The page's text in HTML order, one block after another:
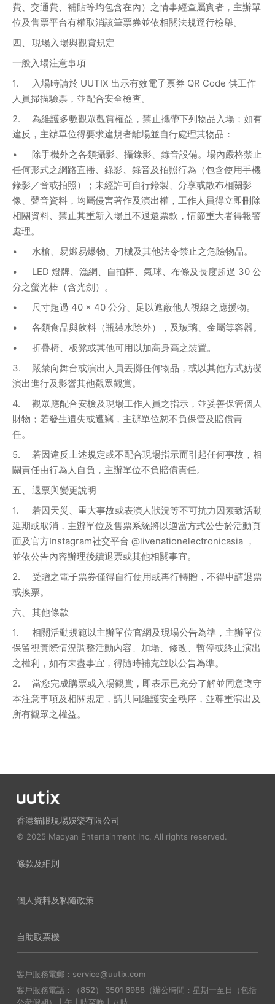
費、交通費、補貼等均包含在內）之情事經查屬實者，主辦單
位及售票平台有權取消該筆票券並依相關法規逕行檢舉。
四、	現場入場與觀賞規定
一般入場注意事項
1.	入場時請於 UUTIX 出示有效電子票券 QR Code 供工作
人員掃描驗票，並配合安全檢查。
2.	為維護多數觀眾觀賞權益，禁止攜帶下列物品入場；如有
違反，主辦單位得要求違規者離場並自行處理其物品：
•	除手機外之各類攝影、攝錄影、錄音設備。場內嚴格禁止
任何形式之網路直播、錄影、錄音及拍照行為（包含使用手機
錄影／音或拍照）；未經許可自行錄製、分享或散布相關影
像、聲音資料，均屬侵害著作及演出權，工作人員得立即刪除
相關資料、禁止其重新入場且不退還票款，情節重大者得報警
處理。
•	水槍、易燃易爆物、刀械及其他法令禁止之危險物品。
•	LED 燈牌、漁網、自拍棒、氣球、布條及長度超過 30 公
分之螢光棒（含光劍）。
•	尺寸超過 40 × 40 公分、足以遮蔽他人視線之應援物。
•	各類食品與飲料（瓶裝水除外），及玻璃、金屬等容器。
•	折疊椅、板凳或其他可用以加高身高之裝置。
3.	嚴禁向舞台或演出人員丟擲任何物品，或以其他方式妨礙
演出進行及影響其他觀眾觀賞。
4.	觀眾應配合安檢及現場工作人員之指示，並妥善保管個人
財物；若發生遺失或遭竊，主辦單位恕不負保管及賠償責
任。
5.	若因違反上述規定或不配合現場指示而引起任何事故，相
關責任由行為人自負，主辦單位不負賠償責任。
五、	退票與變更說明
1.	若因天災、重大事故或表演人狀況等不可抗力因素致活動
延期或取消，主辦單位及售票系統將以適當方式公告於活動頁
面及官方Instagram社交平台 @livenationelectronicasia ，
並依公告內容辦理後續退票或其他相關事宜。
2.	受贈之電子票券僅得自行使用或再行轉贈，不得申請退票
或換票。
六、	其他條款
1.	相關活動規範以主辦單位官網及現場公告為準，主辦單位
保留視實際情況調整活動內容、加場、修改、暫停或終止演出
之權利，如有未盡事宜，得隨時補充並以公告為準。
2.	當您完成購票或入場觀賞，即表示已充分了解並同意遵守
本注意事項及相關規定，請共同維護安全秩序，並尊重演出及
所有觀眾之權益。
香港貓眼現埸娛樂有限公司
© 2025 Maoyan Entertainment Inc. All rights reserved.
條款及細則
個人資料及私隨政策
自助取票機
客戶服務電郵：service@uutix.com
客戶服務電話：（852） 3501 6988（辦公時間：星期一至日（包括